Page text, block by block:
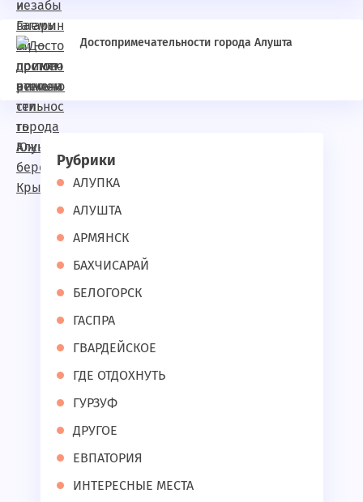
Достопримечательности города Алушта
Рубрики
АЛУПКА
АЛУШТА
АРМЯНСК
БАХЧИСАРАЙ
БЕЛОГОРСК
ГАСПРА
ГВАРДЕЙСКОЕ
ГДЕ ОТДОХНУТЬ
ГУРЗУФ
ДРУГОЕ
ЕВПАТОРИЯ
ИНТЕРЕСНЫЕ МЕСТА